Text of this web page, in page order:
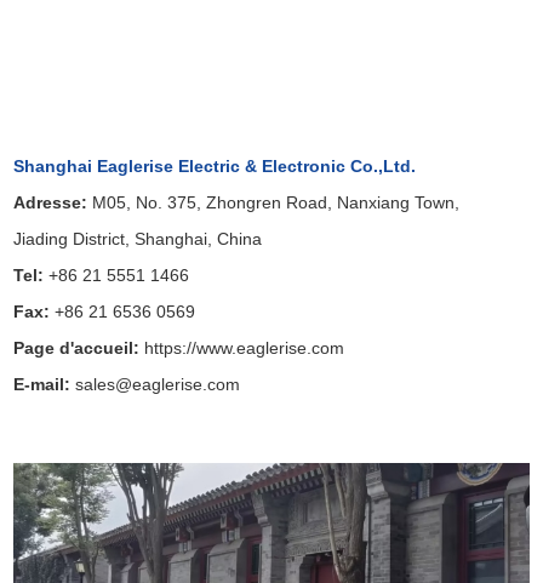
Shanghai Eaglerise Electric & Electronic Co.,Ltd.
Adresse: M05, No. 375, Zhongren Road, Nanxiang Town,
Jiading District, Shanghai, China
Tel:+86 21 5551 1466
Fax:+86 21 6536 0569
Page d'accueil: https://www.eaglerise.com
E-mail:sales@eaglerise.com